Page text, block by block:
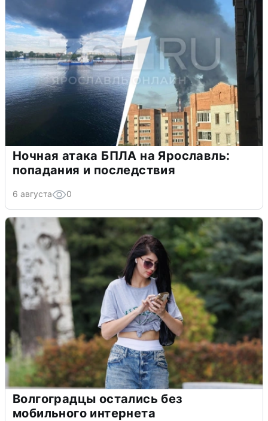
Ночная атака БПЛА на Ярославль:
попадания и последствия
6 августа 0
Волгоградцы остались без
мобильного интернета